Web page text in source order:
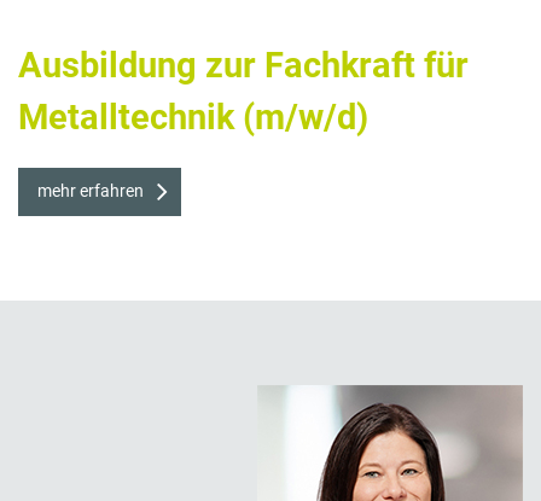
Ausbildung zur Fachkraft für
Metalltechnik (m/w/d)
mehr erfahren